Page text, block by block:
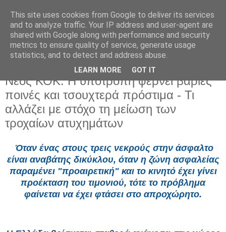
Κυριακή 1 Ιουνίου 2025
Νέος ΚΟΚ: Η υποτροπή φέρνει βαριές
ποινές και τσουχτερά πρόστιμα - Τι
αλλάζει με στόχο τη μείωση των
τροχαίων ατυχημάτων
Όταν ένας στους τρεις νεκρούς στην άσφαλτο
είναι αναβάτης δικύκλου, όταν η ζώνη ασφαλείας
παραμένει "προαιρετική" και το κινητό έχει γίνει
προέκταση του τιμονιού, τότε το πρόβλημα
φαίνεται να έχει φτάσει στο απροχώρητο.
This site uses cookies from Google to deliver its services
and to analyze traffic. Your IP address and user-agent are
shared with Google along with performance and security
metrics to ensure quality of service, generate usage
statistics, and to detect and address abuse.
LEARN MORE GOT IT